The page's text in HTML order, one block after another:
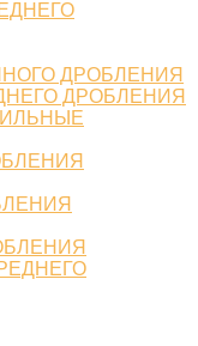
ДРОБЛЕНИЯ
ДРОБЛЕНИЯ